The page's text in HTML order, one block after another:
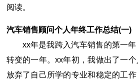
阅读。
汽车销售顾问个人年终工作总结(一)
xx年是我跨入汽车销售的第一
转变的一年。xx年初，我做出了一个
放弃了自己所学的专业和稳定的工